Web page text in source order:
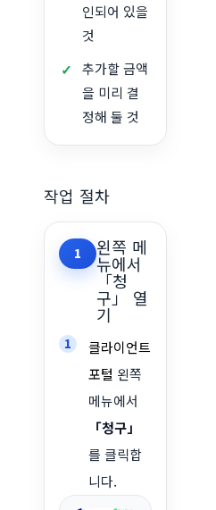
인되어 있을
것
추가할 금액
을 미리 결
정해 둘 것
작업 절차
1 왼쪽 메
뉴에서
「청
구」 열
기
클라이언트
포털 왼쪽
메뉴에서
「청구」
를 클릭합
니다.